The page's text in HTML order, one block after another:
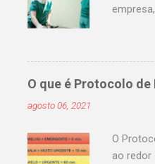
15 a
de
O que é Protocolo
agosto 06, 2021
O
ao redor